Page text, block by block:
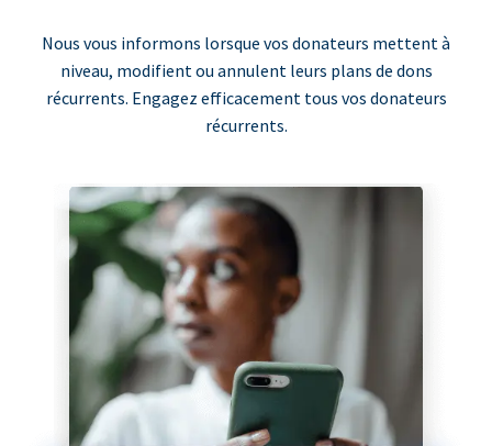
Nous vous informons lorsque vos donateurs mettent à
niveau, modifient ou annulent leurs plans de dons
récurrents. Engagez efficacement tous vos donateurs
récurrents.